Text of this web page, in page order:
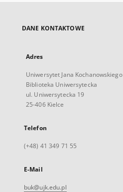
DANE KONTAKTOWE
Adres
Uniwersytet Jana Kochanowskiego
Biblioteka Uniwersytecka
ul. Uniwersytecka 19
25-406 Kielce
Telefon
(+48) 41 349 71 55
E-Mail
buk@ujk.edu.pl